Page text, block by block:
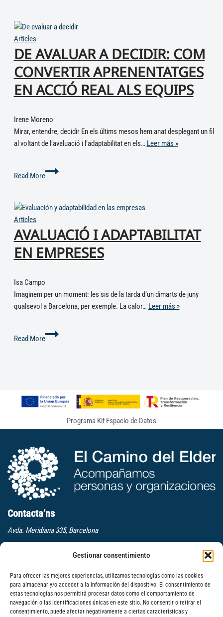
Gestionar consentimiento
Para ofrecer las mejores experiencias, utilizamos tecnologías como las cookies
para almacenar y/o acceder a la información del dispositivo. El consentimiento de
estas tecnologías nos permitirá procesar datos como el comportamiento de
navegación o las identificaciones únicas en este sitio. No consentir o retirar el
consentimiento, puede afectar negativamente a ciertas características y
Articles
DE AVALUAR A DECIDIR: COM
CONVERTIR APRENENTATGES
EN ACCIÓ REAL ALS EQUIPS
Irene Moreno
Mirar, entendre, decidir En els últims mesos hem anat desplegant un fil
al voltant de l’avaluació i l’adaptabilitat en els… Leer más »
Read More
Articles
AVALUACIÓ I ADAPTABILITAT
EN EMPRESES
Isa Campo
Imaginem per un moment: les sis de la tarda d’un dimarts de juny
qualsevol a Barcelona, per exemple. La calor… Leer más »
Read More
Programa Kit Espacio de Datos
Contacta’ns
Avda. Meridiana 335, Barcelona
Segueix-nos
Subscriure